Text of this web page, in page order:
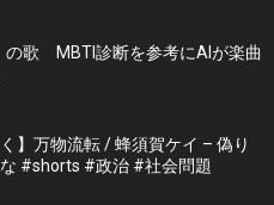
の歌 MBTI診断を参考にAIが楽曲
】万物流転 / 蜂須賀ケイ – 偽り
#shorts #政治 #社会問題